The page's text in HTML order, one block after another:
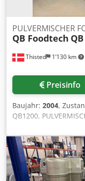
Thisted 1’130 km
PULVERMISCHER
QB Foodtech
Preisinfo
Baujahr: 2004,
QB1200,
Mischereinheit
Volumen: 1.200
Crsdpspcg Haofx